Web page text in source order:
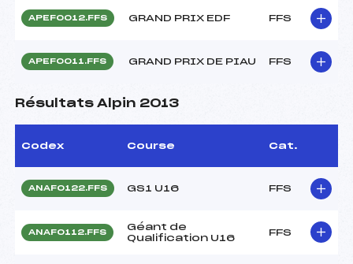
APEF0012.FFS GRAND PRIX EDF FFS
APEF0011.FFS GRAND PRIX DE PIAU FFS
Résultats Alpin 2013
Codex Course Cat.
ANAF0122.FFS GS1 U16 FFS
ANAF0112.FFS
Géant de
Qualification U16
FFS